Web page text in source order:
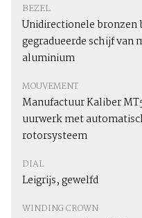
BEZEL
Unidirectionele
gegradueerde schijf van
aluminium
MOUVEMENT
Manufactuur Kaliber
uurwerk met
rotorsysteem
DIAL
Leigrijs, gewelfd
WINDING CROWN